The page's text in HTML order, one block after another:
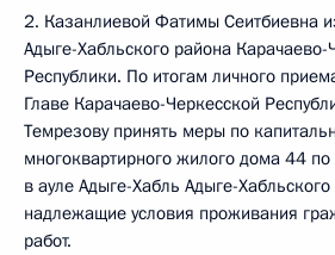
2. Казанлиевой Фатимы Сеитбиевна
Адыге-Хабльского района Карачаево-
Республики. По итогам личного
Главе Карачаево-Черкесской
Темрезову принять меры по
многоквартирного жилого дома 44
в ауле Адыге-Хабль Адыге-
надлежащие условия проживания
работ.